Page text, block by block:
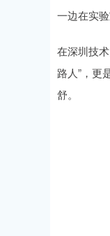
一边在实
在深圳技
路人”，更
舒。